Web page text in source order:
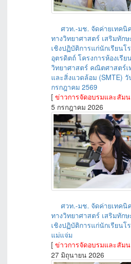
ศวท.-มช. จัดค่ายเทคนิ
ทางวิทยาศาสตร์ เสริมทักษ
เชิงปฏิบัติการแก่นักเรียนโ
อุตรดิตถ์ โครงการห้องเรีย
วิทยาศาสตร์ คณิตศาสตร์เ
และสิ่งแวดล้อม (SMTE)
กรกฎาคม 2569
[ ข่าวการจัดอบรมและสัม
5 กรกฎาคม 2026
ศวท.-มช. จัดค่ายเทคนิ
ทางวิทยาศาสตร์ เสริมทักษ
เชิงปฏิบัติการแก่นักเรียนโ
แม่แจ่ม
[ ข่าวการจัดอบรมและสัม
27 มิถุนายน 2026